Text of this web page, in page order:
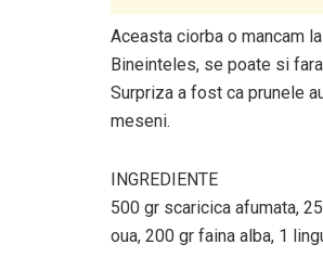
Aceasta ciorba o mancam
Bineinteles, se poate si
Surpriza a fost ca prunele
meseni.
INGREDIENTE
500 gr scaricica afumata,
oua, 200 gr faina alba, 1